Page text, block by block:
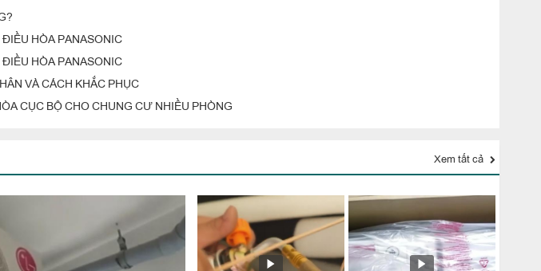
HÒA PANASONIC
HÒA PANASONIC
VÀ CÁCH KHẮC PHỤC
CỤC BỘ CHO CHUNG CƯ NHIỀU PHÒNG
Xem tất cả